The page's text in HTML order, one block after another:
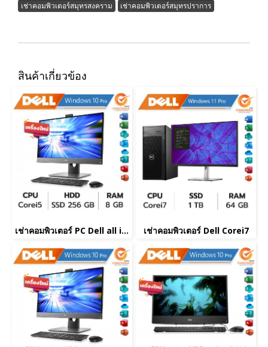
เช่าคอมพิวเตอร์สมุทรสงคราม
เช่าคอมพิวเตอร์สมุทรปราการ
สินค้าเกี่ยวข้อง
เช่าคอมพิวเตอร์ PC Dell all in one Corei5 เช่าคอมพิวเตอร์ Dell Corei7